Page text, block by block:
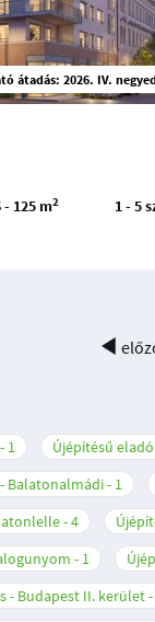
átadás: 2026. IV.
- 125 m2 1 - 5
1 Újépítésű
Balatonalmádi 1
4
1
- Budapest II. kerület